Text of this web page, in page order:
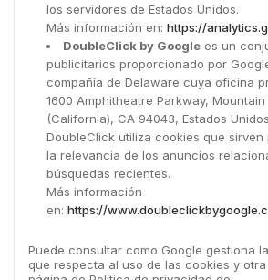
los servidores de Estados Unidos.
Más información en: https://
DoubleClick by Googlees un
publicitarios proporcionado por
compañía de Delaware cuya oficina
1600 Amphitheatre Parkway,
(California), CA 94043, Estados
DoubleClick utiliza cookies que sirven
la relevancia de los anuncios
búsquedas recientes.
Más información
en: https://
Puede consultar como Google gestiona
que respecta al uso de las cookies y